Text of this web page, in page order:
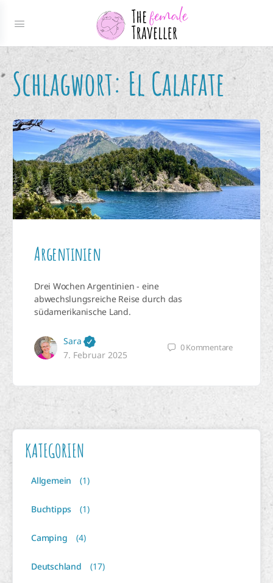
Schlagwort: El Calafate
Argentinien
Drei Wochen Argentinien - eine
abwechslungsreiche Reise durch das
südamerikanische Land.
Sara
7. Februar 2025
0Kommentare
KATEGORIEN
Allgemein (1)
Buchtipps (1)
Camping (4)
Deutschland (17)